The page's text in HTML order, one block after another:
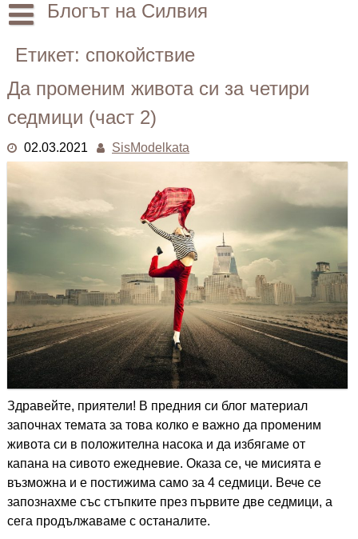
Skip
to
Блогът на Силвия
Етикет: спокойствие
Да променим живота си за четири
седмици (част 2)
02.03.2021 SisModelkata
Здравейте, приятели! В предния си блог материал
започнах темата за това колко е важно да променим
живота си в положителна насока и да избягаме от
капана на сивото ежедневие. Оказа се, че мисията е
възможна и е постижима само за 4 седмици. Вече се
запознахме със стъпките през първите две седмици, а
сега продължаваме с останалите.